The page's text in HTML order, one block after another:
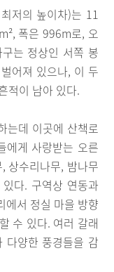
저의 높이차)는 11
폭은 996m로, 오
는 정상인 서쪽 봉
어져 있으나, 이 두
적이 남아 있다.
는데 이곳에 산책로
에게 사랑받는 오른
상수리나무, 밤나무
다. 구역상 연동과
에서 정실 마을 방향
수 있다. 여러 갈래
다양한 풍경들을 감